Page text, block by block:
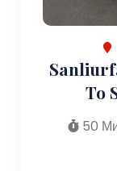
To
50